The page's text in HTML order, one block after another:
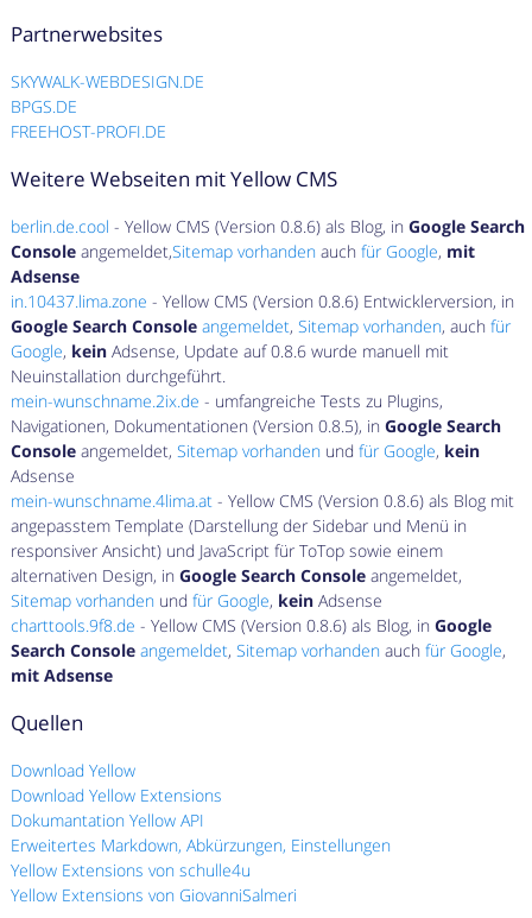
Partnerwebsites
SKYWALK-WEBDESIGN.DE
BPGS.DE
FREEHOST-PROFI.DE
Weitere Webseiten mit Yellow CMS
berlin.de.cool - Yellow CMS (Version 0.8.6) als Blog, inGoogle Search
Console angemeldet,Sitemap vorhanden auchfür Google, mit
Adsense
in.10437.lima.zone - Yellow CMS (Version 0.8.6) Entwicklerversion, in
Google Search Console angemeldet,Sitemap vorhanden, auchfür
Google, kein Adsense, Update auf 0.8.6 wurde manuell mit
Neuinstallation durchgeführt.
mein-wunschname.2ix.de - umfangreiche Tests zu Plugins,
Navigationen, Dokumentationen (Version 0.8.5), inGoogle Search
Console angemeldet,Sitemap vorhanden undfür Google, kein
Adsense
mein-wunschname.4lima.at - Yellow CMS (Version 0.8.6) als Blog mit
angepasstem Template (Darstellung der Sidebar und Menü in
responsiver Ansicht) und JavaScript für ToTop sowie einem
alternativen Design, inGoogle Search Console angemeldet,
Sitemap vorhanden undfür Google, kein Adsense
charttools.9f8.de - Yellow CMS (Version 0.8.6) als Blog, inGoogle
Search Console angemeldet,Sitemap vorhanden auchfür Google,
mit Adsense
Quellen
Download Yellow
Download Yellow Extensions
Dokumantation Yellow API
Erweitertes Markdown, Abkürzungen, Einstellungen
Yellow Extensions von schulle4u
Yellow Extensions von GiovanniSalmeri